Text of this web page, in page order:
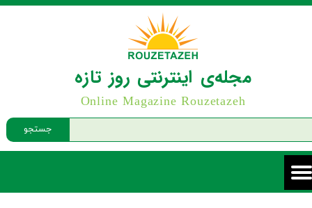
جستجو
مجله‌ی اینترنتی روز تازه
Online Magazine Rouzetazeh